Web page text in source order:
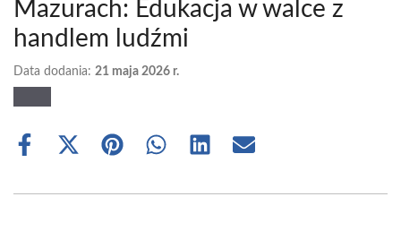
Mazurach: Edukacja w walce z
handlem ludźmi
Data dodania: 21 maja 2026 r.
Share
Share
(Twitter)
Share Share Share Share